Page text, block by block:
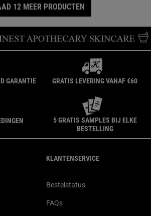
12 MEER PRODUCTEN
GARANTIE GRATIS LEVERING VANAF €60
5 GRATIS SAMPLES BIJ ELKE
BESTELLING
KLANTENSERVICE
Bestelstatus
FAQs